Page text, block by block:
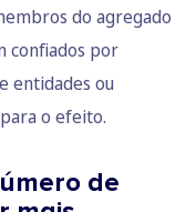
do agregado
confiados por
entidades ou
o efeito.
de